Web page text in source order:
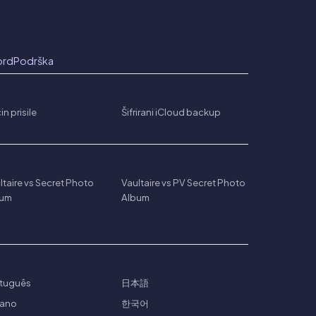
Podrška
prisile
Šifrirani iCloud backup
vs Secret Photo
Vaultaire vs PV Secret Photo
Album
日本語
한국어